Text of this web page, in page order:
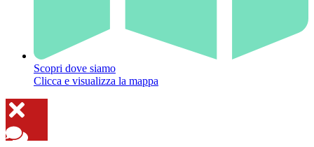
Scopri dove siamo
Clicca e visualizza la mappa